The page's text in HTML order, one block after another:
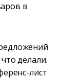
в
делали.
лист